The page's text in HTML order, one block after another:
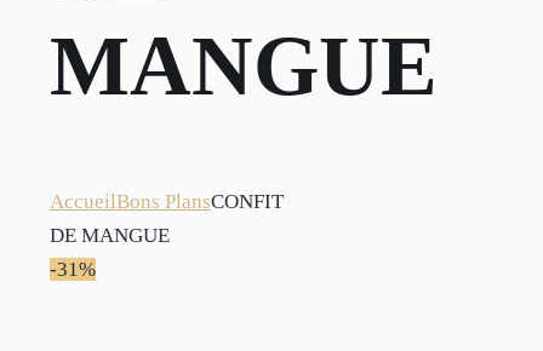
MANGUE
AccueilBons PlansCONFIT
DE MANGUE
-31%